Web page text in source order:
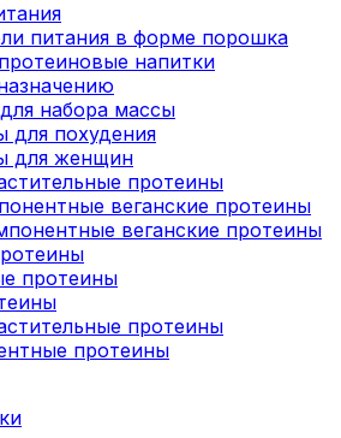
питания в форме порошка
напитки
набора массы
для похудения
для женщин
протеины
веганские протеины
веганские протеины
протеины
протеины
протеины